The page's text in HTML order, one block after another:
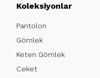
Koleksiyonlar
Pantolon
Gömlek
Keten Gömlek
Ceket